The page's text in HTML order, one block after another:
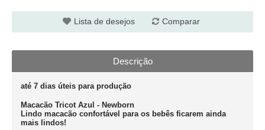
Lista de desejos Comparar
Descrição
até 7 dias úteis para produção
Macacão Tricot Azul - Newborn
Lindo macacão confortável para os bebês ficarem ainda
mais lindos!